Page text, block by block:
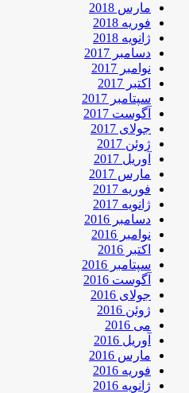
مارس 2018
فوریه 2018
ژانویه 2018
دسامبر 2017
نوامبر 2017
اکتبر 2017
سپتامبر 2017
آگوست 2017
جولای 2017
ژوئن 2017
آوریل 2017
مارس 2017
فوریه 2017
ژانویه 2017
دسامبر 2016
نوامبر 2016
اکتبر 2016
سپتامبر 2016
آگوست 2016
جولای 2016
ژوئن 2016
می 2016
آوریل 2016
مارس 2016
فوریه 2016
ژانویه 2016